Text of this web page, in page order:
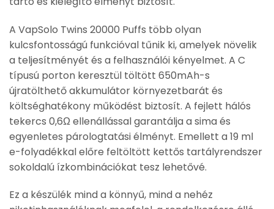
A VapSolo Twins 20000 Puffs több olyan
kulcsfontosságú funkcióval tűnik ki, amelyek növelik
a teljesítményét és a felhasználói kényelmet. A C
típusú porton keresztül töltött 650mAh-s
újratölthető akkumulátor környezetbarát és
költséghatékony működést biztosít. A fejlett hálós
tekercs 0,6Ω ellenállással garantálja a sima és
egyenletes párologtatási élményt. Emellett a 19 ml
e-folyadékkal előre feltöltött kettős tartályrendszer
sokoldalú ízkombinációkat tesz lehetővé.
Ez a készülék mind a könnyű, mind a nehéz